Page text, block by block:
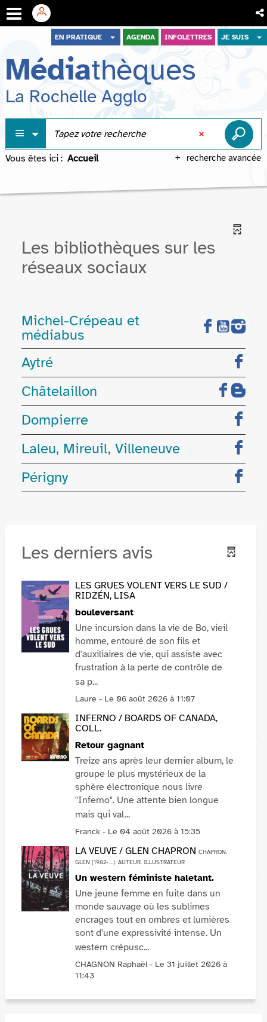
menu
contenu
recherche
EN PRATIQUE AGENDA INFOLETTRES JE SUIS
Médiathèques
La Rochelle Agglo
recherche avancée
Vous êtes ici : Accueil
Les bibliothèques sur les
réseaux sociaux
Michel-Crépeau et
médiabus
Aytré
Châtelaillon
Dompierre
Laleu, Mireuil, Villeneuve
Périgny
Les derniers avis
LES GRUES VOLENT VERS LE SUD /
RIDZÉN, LISA
bouleversant
Une incursion dans la vie de Bo, vieil
homme, entouré de son fils et
d'auxiliaires de vie, qui assiste avec
frustration à la perte de contrôle de
sa p...
Laure - Le 06 août 2026 à 11:07
INFERNO / BOARDS OF CANADA,
COLL.
Retour gagnant
Treize ans après leur dernier album, le
groupe le plus mystérieux de la
sphère électronique nous livre
"Inferno". Une attente bien longue
mais qui val...
Franck - Le 04 août 2026 à 15:35
LA VEUVE / GLEN CHAPRON CHAPRON,
GLEN (1982-....). AUTEUR. ILLUSTRATEUR
Un western féministe haletant.
Une jeune femme en fuite dans un
monde sauvage où les sublimes
encrages tout en ombres et lumières
sont d'une expressivité intense. Un
western crépusc...
CHAGNON Raphaël - Le 31 juillet 2026 à
11:43